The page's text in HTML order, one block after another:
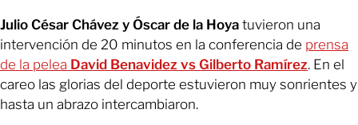
Julio César Chávez y Óscar de la Hoya tuvieron una
intervención de 20 minutos en la conferencia de prensa
de la pelea David Benavidez vs Gilberto Ramírez. En el
careo las glorias del deporte estuvieron muy sonrientes y
hasta un abrazo intercambiaron.